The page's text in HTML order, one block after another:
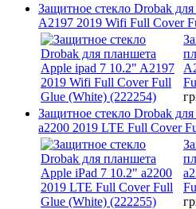
Защитное стекло Drobak
A2197 2019 Wifi Full Cover
Защитное стекло Drobak
a2200 2019 LTE Full Cover